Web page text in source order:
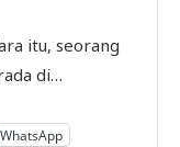
itu, seorang
di…
WhatsApp